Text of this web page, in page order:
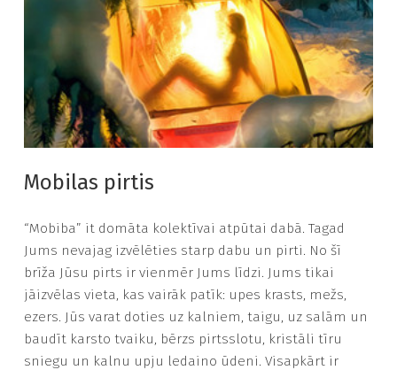
Mobilas pirtis
“Mobiba” it domāta kolektīvai atpūtai dabā. Tagad
Jums nevajag izvēlēties starp dabu un pirti. No šī
brīža Jūsu pirts ir vienmēr Jums līdzi. Jums tikai
jāizvēlas vieta, kas vairāk patīk: upes krasts, mežs,
ezers. Jūs varat doties uz kalniem, taigu, uz salām un
baudīt karsto tvaiku, bērzs pirtsslotu, kristāli tīru
sniegu un kalnu upju ledaino ūdeni. Visapkārt ir